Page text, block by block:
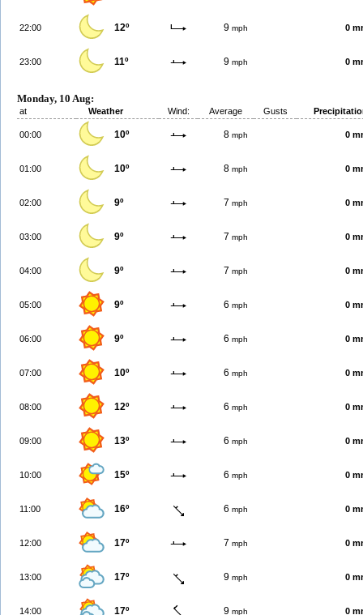
22:00 12º 9 mph 0
23:00 11º 9 mph 0
Monday, 10 Aug:
at Weather Wind: Average Gusts
00:00 10º 8 mph 0
01:00 10º 8 mph 0
02:00 9º 7 mph 0
03:00 9º 7 mph 0
04:00 9º 7 mph 0
05:00 9º 6 mph 0
06:00 9º 6 mph 0
07:00 10º 6 mph 0
08:00 12º 6 mph 0
09:00 13º 6 mph 0
10:00 15º 6 mph 0
11:00 16º 6 mph 0
12:00 17º 7 mph 0
13:00 17º 9 mph 0
14:00 17º 9 mph 0